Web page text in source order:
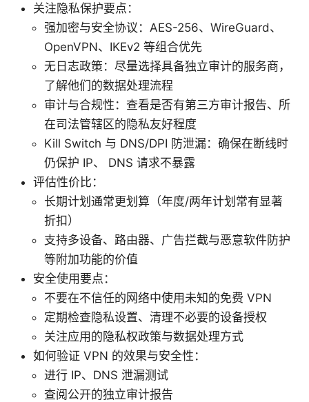
关注隐私保护要点：
强加密与安全协议：AES-256、WireGuard、
OpenVPN、IKEv2 等组合优先
无日志政策：尽量选择具备独立审计的服务商，
了解他们的数据处理流程
审计与合规性：查看是否有第三方审计报告、所
在司法管辖区的隐私友好程度
Kill Switch 与 DNS/DPI 防泄漏：确保在断线时
仍保护 IP、 DNS 请求不暴露
评估性价比：
长期计划通常更划算（年度/两年计划常有显著
折扣）
支持多设备、路由器、广告拦截与恶意软件防护
等附加功能的价值
安全使用要点：
不要在不信任的网络中使用未知的免费 VPN
定期检查隐私设置、清理不必要的设备授权
关注应用的隐私权政策与数据处理方式
如何验证 VPN 的效果与安全性：
进行 IP、DNS 泄漏测试
查阅公开的独立审计报告